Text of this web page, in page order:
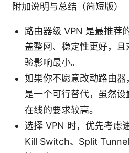
附加说明与总结（简短版）
路由器级 VPN 是最推荐
盖整网、稳定性更好，
验影响最小。
如果你不愿意改动路由
是一个可行替代，虽然
在线的要求较高。
选择 VPN 时，优先考虑
Kill Switch、Split